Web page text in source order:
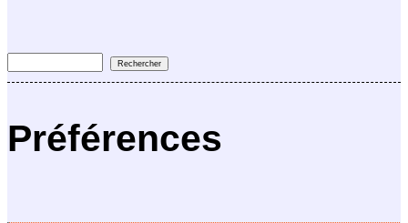
Préférences